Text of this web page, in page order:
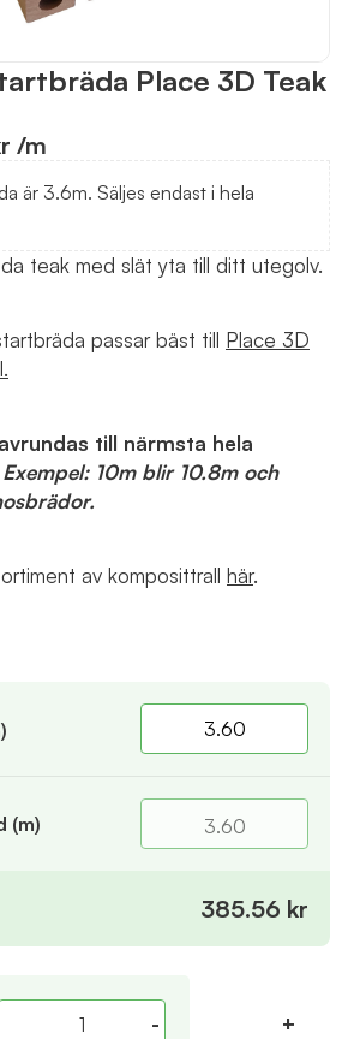
Place 3D Teak
/m
är 3.6m. Säljes endast i hela
teak med slät yta till ditt utegolv.
passar bäst till Place 3D
till närmsta hela
Exempel: 10m blir 10.8m och
av komposittrall här.
(m) 3.60
385.56 kr
- +